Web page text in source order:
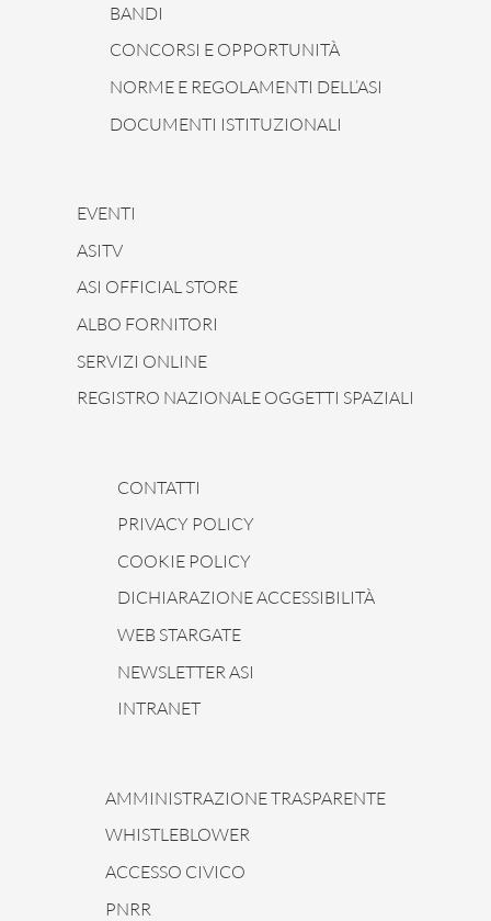
BANDI
CONCORSI E OPPORTUNITÀ
NORME E REGOLAMENTI DELL’ASI
DOCUMENTI ISTITUZIONALI
EVENTI
ASITV
ASI OFFICIAL STORE
ALBO FORNITORI
SERVIZI ONLINE
REGISTRO NAZIONALE OGGETTI SPAZIALI
CONTATTI
PRIVACY POLICY
COOKIE POLICY
DICHIARAZIONE ACCESSIBILITÀ
WEB STARGATE
NEWSLETTER ASI
INTRANET
AMMINISTRAZIONE TRASPARENTE
WHISTLEBLOWER
ACCESSO CIVICO
PNRR